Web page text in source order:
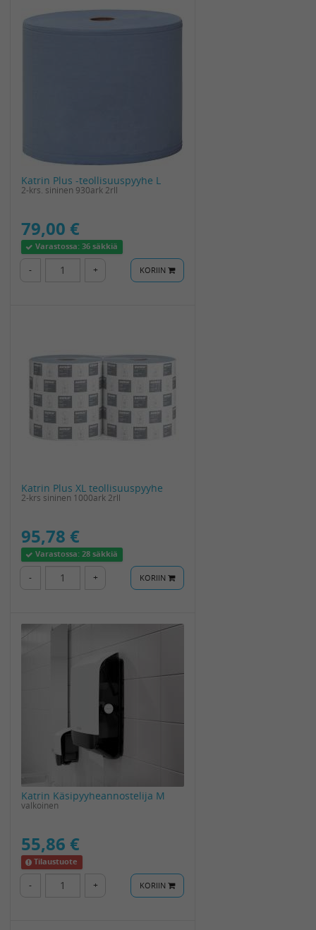
Katrin Plus -teollisuuspyyhe L
2-krs. sininen 930ark 2rll
79,00 €
Varastossa:36 säkkiä
- + KORIIN
Katrin Plus XL teollisuuspyyhe
2-krs sininen 1000ark 2rll
95,78 €
Varastossa:28 säkkiä
- + KORIIN
Katrin Käsipyyheannostelija M
valkoinen
55,86 €
Tilaustuote
- + KORIIN